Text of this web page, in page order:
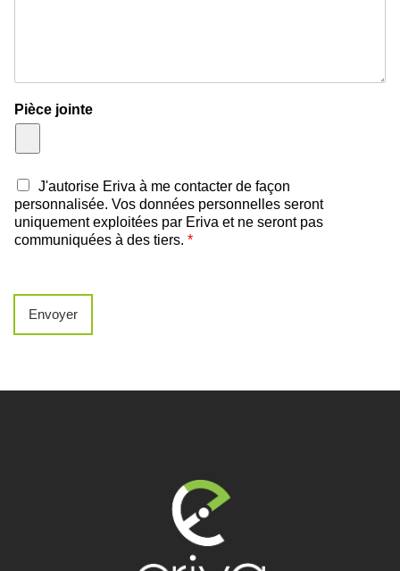
Pièce jointe
J'autorise Eriva à me contacter de façon
personnalisée. Vos données personnelles seront
uniquement exploitées par Eriva et ne seront pas
communiquées à des tiers. *
Envoyer